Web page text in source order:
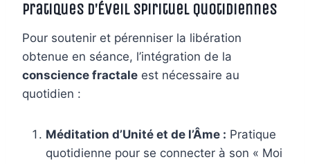
Pratiques d’Éveil Spirituel Quotidiennes
Pour soutenir et pérenniser la libération
obtenue en séance, l’intégration de la
conscience fractale est nécessaire au
quotidien :
Méditation d’Unité et de l’Âme : Pratique
quotidienne pour se connecter à son « Moi